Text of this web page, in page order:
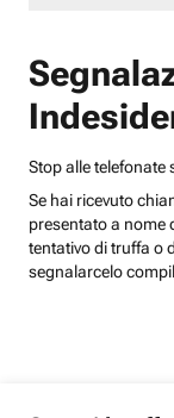
Stop alle telefonate
Se hai ricevuto
presentato a nome
tentativo di truffa o
segnalarcelo